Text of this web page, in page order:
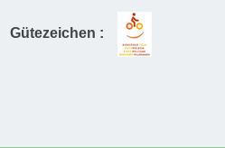
Gütezeichen :